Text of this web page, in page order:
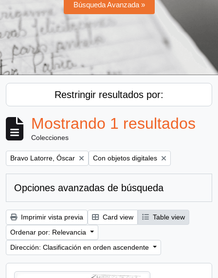
Búsqueda Avanzada »
Restringir resultados por:
Mostrando 1 resultados
Colecciones
Remove filter:
Bravo Latorre, Óscar Remove filter:
Con objetos digitales
Opciones avanzadas de búsqueda
Imprimir vista previa Card view
Table view
Ordenar por: Relevancia
Dirección: Clasificación en orden ascendente